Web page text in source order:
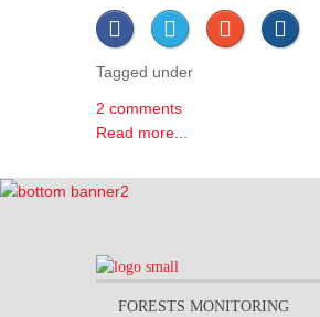
Tagged under
2 comments
Read more...
FORESTS MONITORING